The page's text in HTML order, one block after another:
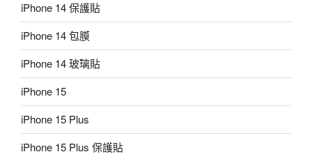
iPhone 14 保護貼
iPhone 14 包膜
iPhone 14 玻璃貼
iPhone 15
iPhone 15 Plus
iPhone 15 Plus 保護貼